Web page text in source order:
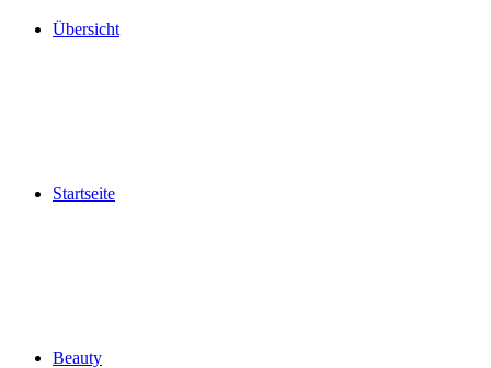
Übersicht
Startseite
Beauty